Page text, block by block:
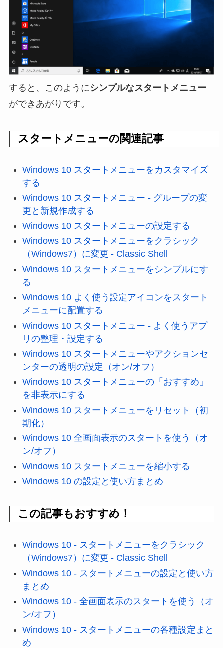
すると、このようにシンプルなスタートメニュー
ができあがりです。
スタートメニューの関連記事
Windows 10 スタートメニューをカスタマイズ
する
Windows 10 スタートメニュー - グループの変
更と新規作成する
Windows 10 スタートメニューの設定する
Windows 10 スタートメニューをクラシック
（Windows7）に変更 - Classic Shell
Windows 10 スタートメニューをシンプルにす
る
Windows 10 よく使う設定アイコンをスタート
メニューに配置する
Windows 10 スタートメニュー - よく使うアプ
リの整理・設定する
Windows 10 スタートメニューやアクションセ
ンターの透明の設定（オン/オフ）
Windows 10 スタートメニューの「おすすめ」
を非表示にする
Windows 10 スタートメニューをリセット（初
期化）
Windows 10 全画面表示のスタートを使う（オ
ン/オフ）
Windows 10 スタートメニューを縮小する
Windows 10 の設定と使い方まとめ
この記事もおすすめ！
Windows 10 - スタートメニューをクラシック
（Windows7）に変更 - Classic Shell
Windows 10 - スタートメニューの設定と使い方
まとめ
Windows 10 - 全画面表示のスタートを使う（オ
ン/オフ）
Windows 10 - スタートメニューの各種設定まと
め